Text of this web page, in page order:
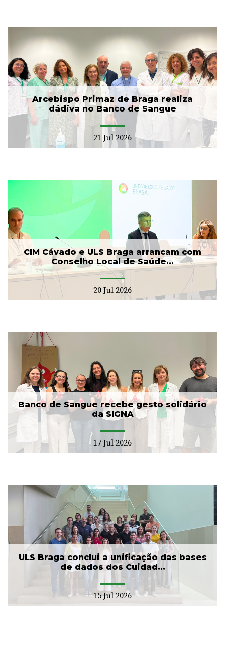
Arcebispo Primaz de Braga realiza
dádiva no Banco de Sangue
21 Jul 2026
CIM Cávado e ULS Braga arrancam com
Conselho Local de Saúde...
20 Jul 2026
Banco de Sangue recebe gesto solidário
da SIGNA
17 Jul 2026
ULS Braga conclui a unificação das bases
de dados dos Cuidad...
15 Jul 2026